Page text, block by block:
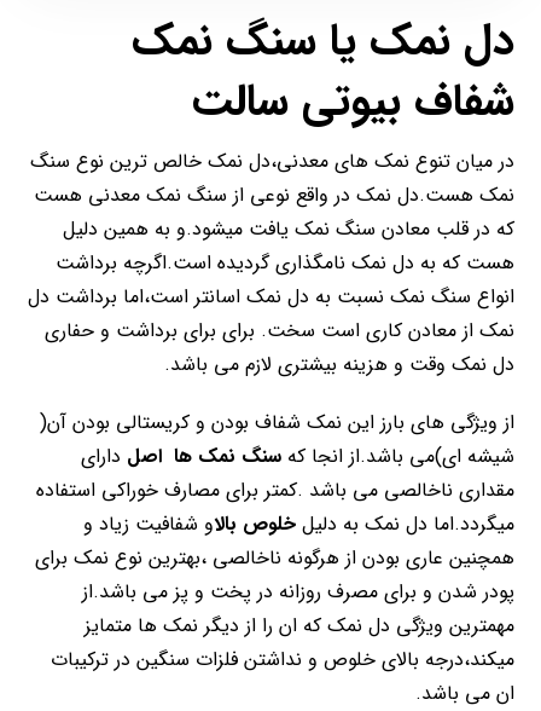
دل نمک یا سنگ نمک
شفاف بیوتی سالت
در میان تنوع نمک های معدنی،دل نمک خالص ترین نوع سنگ
نمک هست.دل نمک در واقع نوعی از سنگ نمک معدنی هست
که در قلب معادن سنگ نمک یافت میشود.و به همین دلیل
هست که به دل نمک نامگذاری گردیده است.اگرچه برداشت
انواع سنگ نمک نسبت به دل نمک اسانتر است،اما برداشت دل
نمک از معادن کاری است سخت. برای برای برداشت و حفاری
دل نمک وقت و هزینه بیشتری لازم می باشد.
از ویژگی های بارز این نمک شفاف بودن و کریستالی بودن آن(
شیشه ای)می باشد.از انجا کهسنگ نمک ها اصل دارای
مقداری ناخالصی می باشد .کمتر برای مصارف خوراکی استفاده
میگردد.اما دل نمک به دلیلخلوص بالاو شفافیت زیاد و
همچنین عاری بودن از هرگونه ناخالصی ،بهترین نوع نمک برای
پودر شدن و برای مصرف روزانه در پخت و پز می باشد.از
مهمترین ویژگی دل نمک که ان را از دیگر نمک ها متمایز
میکند،درجه بالای خلوص و نداشتن فلزات سنگین در ترکیبات
ان می باشد.